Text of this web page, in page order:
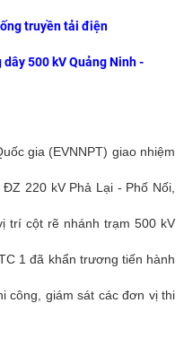
truyền tải điện
500 kV Quảng Ninh -
gia (EVNNPT) giao nhiệm
220 kV Phả Lại - Phố Nối,
trí cột rẽ nhánh trạm 500 kV
1 đã khẩn trương tiến hành
công, giám sát các đơn vị thi